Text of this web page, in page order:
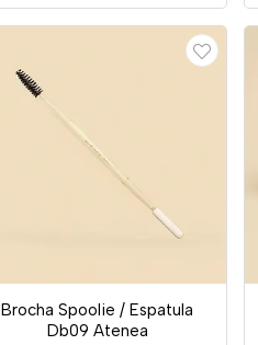
Brocha Spoolie / Espatula
Db09 Atenea